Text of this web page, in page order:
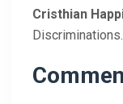
Cristhian
Discriminations.